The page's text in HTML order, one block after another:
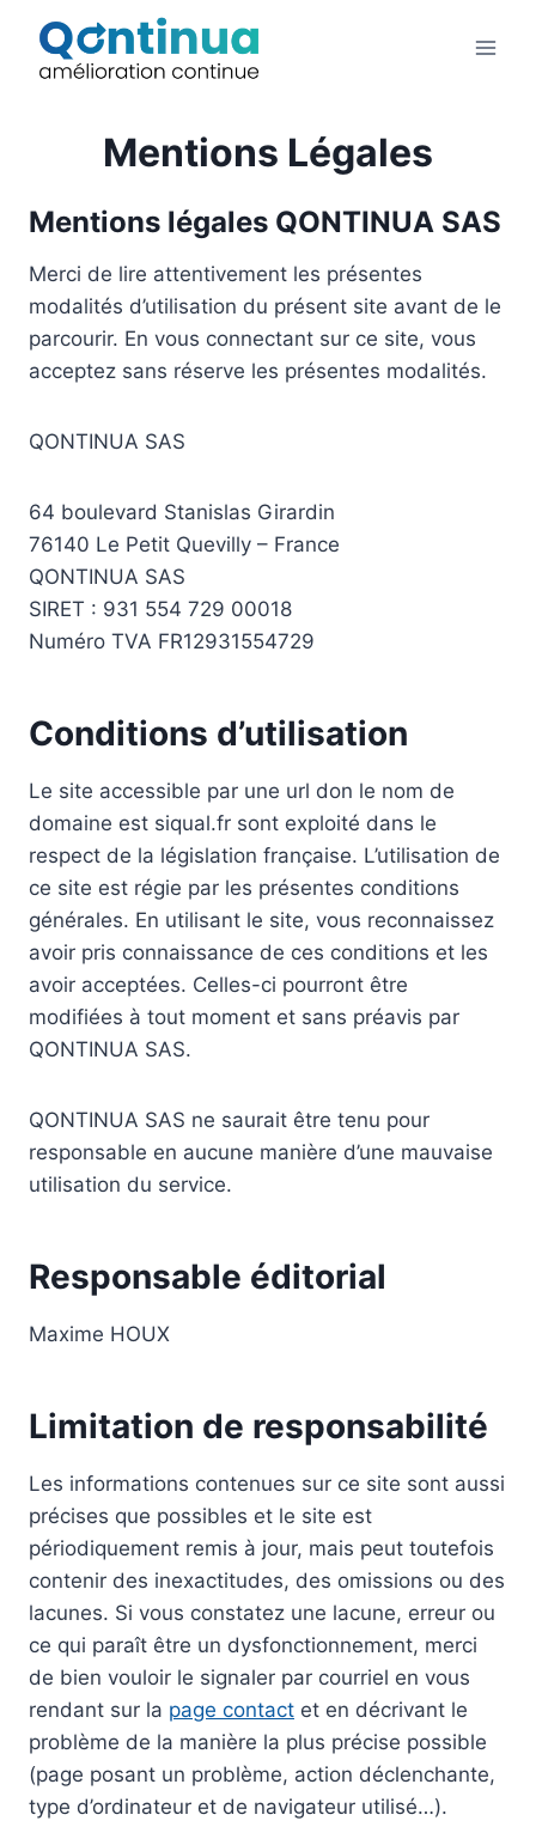
contenu
Mentions Légales
Mentions légales QONTINUA SAS
Merci de lire attentivement les présentes
modalités d’utilisation du présent site avant de le
parcourir. En vous connectant sur ce site, vous
acceptez sans réserve les présentes modalités.
QONTINUA SAS
64 boulevard Stanislas Girardin
76140 Le Petit Quevilly – France
QONTINUA SAS
SIRET : 931 554 729 00018
Numéro TVA FR12931554729
Conditions d’utilisation
Le site accessible par une url don le nom de
domaine est siqual.fr sont exploité dans le
respect de la législation française. L’utilisation de
ce site est régie par les présentes conditions
générales. En utilisant le site, vous reconnaissez
avoir pris connaissance de ces conditions et les
avoir acceptées. Celles-ci pourront être
modifiées à tout moment et sans préavis par
QONTINUA SAS.
QONTINUA SAS ne saurait être tenu pour
responsable en aucune manière d’une mauvaise
utilisation du service.
Responsable éditorial
Maxime HOUX
Limitation de responsabilité
Les informations contenues sur ce site sont aussi
précises que possibles et le site est
périodiquement remis à jour, mais peut toutefois
contenir des inexactitudes, des omissions ou des
lacunes. Si vous constatez une lacune, erreur ou
ce qui paraît être un dysfonctionnement, merci
de bien vouloir le signaler par courriel en vous
rendant sur la page contact et en décrivant le
problème de la manière la plus précise possible
(page posant un problème, action déclenchante,
type d’ordinateur et de navigateur utilisé…).